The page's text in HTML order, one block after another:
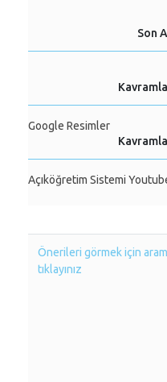
Son
Google Resimler
Açıköğretim Sistemi
Önerileri görmek için
tıklayınız